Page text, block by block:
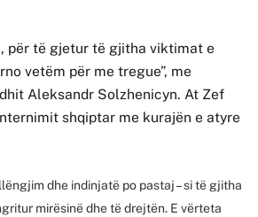
për të gjetur të gjitha viktimat e
vetëm për me tregue”, me
Aleksandr Solzhenicyn. At Zef
shqiptar me kurajën e atyre
dhe indinjatë po pastaj – si të gjitha
mirësinë dhe të drejtën. E vërteta